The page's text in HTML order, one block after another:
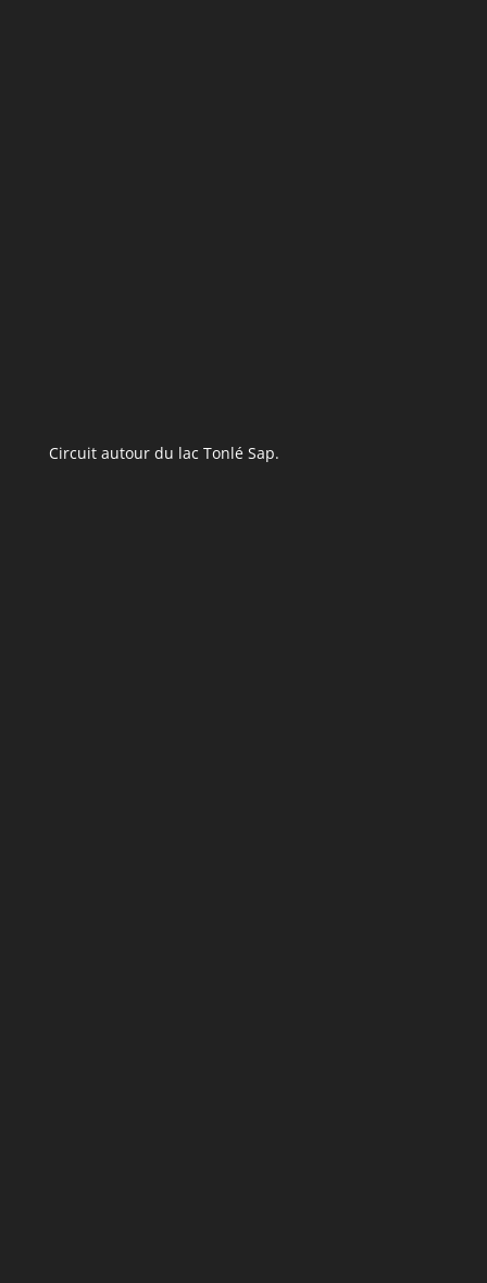
Circuit autour du lac Tonlé Sap.